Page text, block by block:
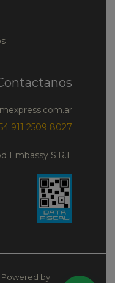
911 2509 8027
Embassy S.R.L
Powered by